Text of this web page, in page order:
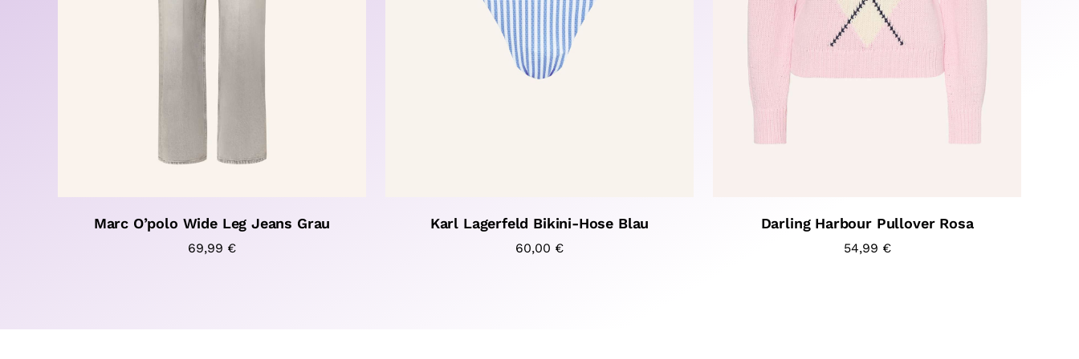
Marc O’polo Wide Leg Jeans Grau
69,99 €
Karl Lagerfeld Bikini-Hose Blau
60,00 €
Darling Harbour Pullover Rosa
54,99 €